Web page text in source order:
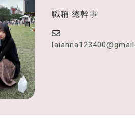
職稱 總幹事